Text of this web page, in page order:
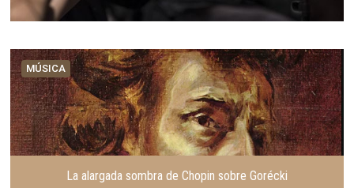
MÚSICA
La alargada sombra de Chopin sobre Gorécki